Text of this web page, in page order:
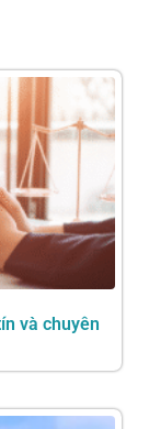
và chuyên